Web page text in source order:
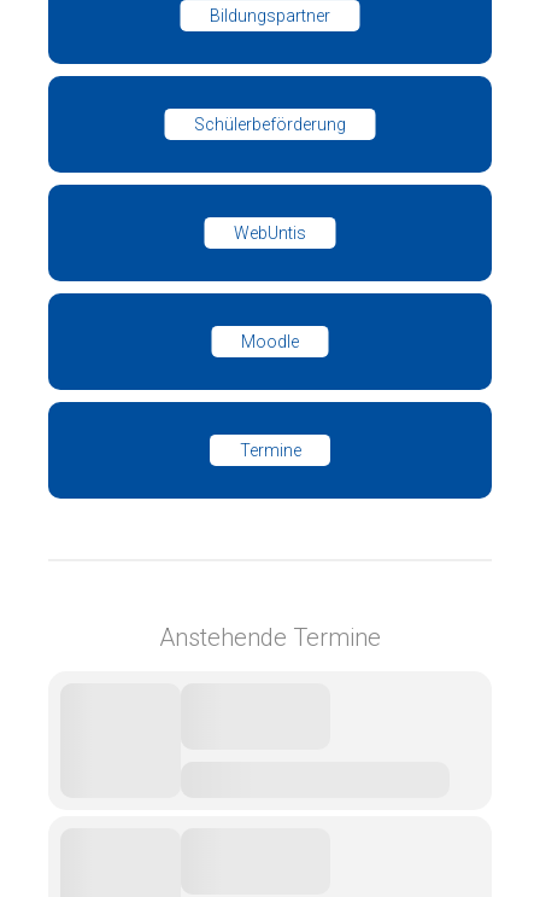
Bildungspartner
Schülerbeförderung
WebUntis
Moodle
Termine
Anstehende Termine